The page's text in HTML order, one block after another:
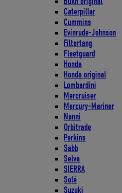
Caterpillar
Cummins
Evinrude-Johnson
Filtertang
Fleetguard
Honda
Honda original
Lombardini
Mercruiser
Mercury-Mariner
Nanni
Orbitrade
Perkins
Sabb
Selva
SIERRA
Solé
Suzuki